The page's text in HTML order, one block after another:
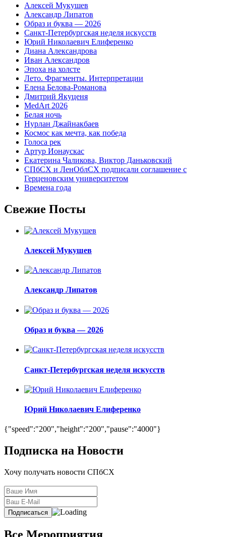
Алексей Мукушев
Александр Липатов
Образ и буква — 2026
Санкт-Петербургская неделя искусств
Юрий Николаевич Елиференко
Диана Александрова
Иван Александров
Эпоха на холсте
Лето. Фрагменты. Интерпретации
Елена Белова-Романова
Дмитрий Якуценя
MedArt 2026
Белая ночь
Нурлан Джайнакбаев
Космос как мечта, как победа
Голоса рек
Артур Ионаускас
Екатерина Чаликова, Виктор Даньковский
СПбСХ и ЛенОблСХ подписали соглашение с
Герценовским университетом
Времена года
Свежие Посты
Алексей Мукушев
Александр Липатов
Образ и буква — 2026
Санкт-Петербургская неделя искусств
Юрий Николаевич Елиференко
{"speed":"200","height":"200","pause":"4000"}
Подписка на Новости
Хочу получать новости СПбСХ